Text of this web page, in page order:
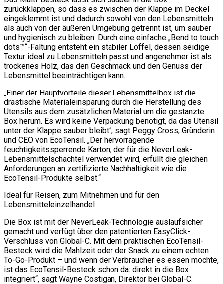
zurückklappen, so dass es zwischen der Klappe im Deckel
eingeklemmt ist und dadurch sowohl von den Lebensmitteln
als auch von der äußeren Umgebung getrennt ist, um sauber
und hygienisch zu bleiben. Durch eine einfache „Bend to touch
dots™“-Faltung entsteht ein stabiler Löffel, dessen seidige
Textur ideal zu Lebensmitteln passt und angenehmer ist als
trockenes Holz, das den Geschmack und den Genuss der
Lebensmittel beeinträchtigen kann.
„Einer der Hauptvorteile dieser Lebensmittelbox ist die
drastische Materialeinsparung durch die Herstellung des
Utensils aus dem zusätzlichen Material um die gestanzte
Box herum. Es wird keine Verpackung benötigt, da das Utensil
unter der Klappe sauber bleibt“, sagt Peggy Cross, Gründerin
und CEO von EcoTensil. „Der hervorragende
feuchtigkeitssperrende Karton, der für die NeverLeak-
Lebensmittelschachtel verwendet wird, erfüllt die gleichen
Anforderungen an zertifizierte Nachhaltigkeit wie die
EcoTensil-Produkte selbst.“
Ideal für Reisen, zum Mitnehmen und für den
Lebensmitteleinzelhandel
Die Box ist mit der NeverLeak-Technologie auslaufsicher
gemacht und verfügt über den patentierten EasyClick-
Verschluss von Global-C. Mit dem praktischen EcoTensil-
Besteck wird die Mahlzeit oder der Snack zu einem echten
To-Go-Produkt – und wenn der Verbraucher es essen möchte,
ist das EcoTensil-Besteck schon da: direkt in die Box
integriert“, sagt Wayne Costigan, Direktor bei Global-C.